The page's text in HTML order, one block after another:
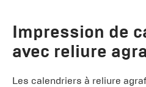
Impression de
avec reliure
Les calendriers à reliure